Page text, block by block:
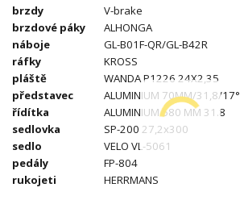
brzdy
V-brake
brzdové páky
ALHONGA
náboje
GL-B01F-QR/GL-B42R
ráfky
KROSS
pláště
WANDA P1226 24X2,35
představec
ALUMINIUM 70MM/31,8/17°
řídítka
ALUMINIUM 580 MM 31.8
sedlovka
SP-200 27,2x300
sedlo
VELO VL-5061
pedály
FP-804
rukojeti
HERRMANS